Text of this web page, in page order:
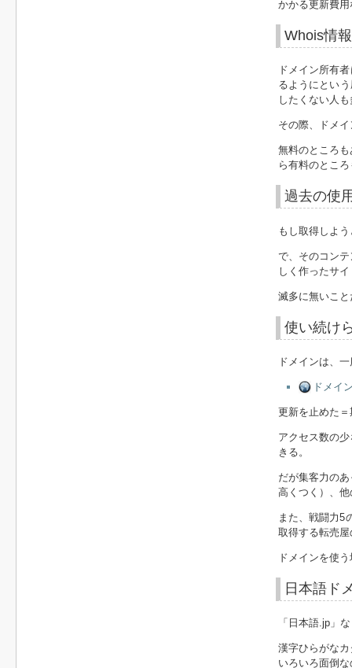
かかる更新費
Whois情
ドメイン所有
るようにとい
したくない人
その際、ドメ
無料のところ
ら有料のとこ
過去の使
もし取得しよ
で、そのコン
しく作ったサ
滅多に無いこ
使い続け
ドメインは、
ドメイ
更新を止めた
アクセス数の
きる。
だが集客力の
高くつく）、
また、戦闘力5
取得する転売
ドメインを使
日本語ド
「日本語.jp」
漢字ひらがな
いろいろ面倒